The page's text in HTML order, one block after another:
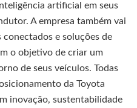
artificial em seus
A empresa também vai
e soluções de
o objetivo de criar um
de seus veículos. Todas
da Toyota
inovação, sustentabilidade